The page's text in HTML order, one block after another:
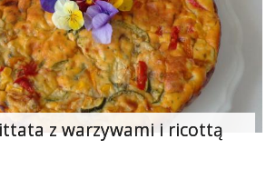
z warzywami i ricottą